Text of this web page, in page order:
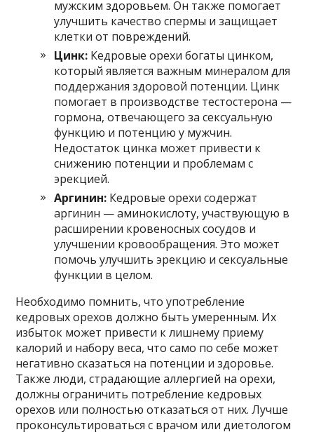
мужским здоровьем. Он также помогает
улучшить качество спермы и защищает
клетки от повреждений.
Цинк: Кедровые орехи богаты цинком,
который является важным минералом для
поддержания здоровой потенции. Цинк
помогает в производстве тестостерона —
гормона, отвечающего за сексуальную
функцию и потенцию у мужчин.
Недостаток цинка может привести к
снижению потенции и проблемам с
эрекцией.
Аргинин: Кедровые орехи содержат
аргинин — аминокислоту, участвующую в
расширении кровеносных сосудов и
улучшении кровообращения. Это может
помочь улучшить эрекцию и сексуальные
функции в целом.
Необходимо помнить, что употребление
кедровых орехов должно быть умеренным. Их
избыток может привести к лишнему приему
калорий и набору веса, что само по себе может
негативно сказаться на потенции и здоровье.
Также люди, страдающие аллергией на орехи,
должны ограничить потребление кедровых
орехов или полностью отказаться от них. Лучше
проконсультироваться с врачом или диетологом